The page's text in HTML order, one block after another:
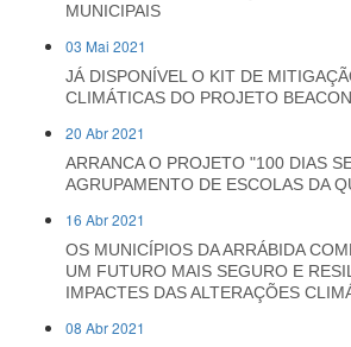
MUNICIPAIS
03 Mai 2021
JÁ DISPONÍVEL O KIT DE
CLIMÁTICAS DO PROJETO
20 Abr 2021
ARRANCA O PROJETO "100 DIAS
AGRUPAMENTO DE ESCOLAS DA
16 Abr 2021
OS MUNICÍPIOS DA ARRÁBIDA
UM FUTURO MAIS SEGURO E
IMPACTES DAS ALTERAÇÕES
08 Abr 2021